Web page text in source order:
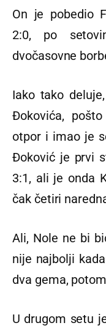
On je pobedio
2:0, po
dvočasovne
Iako tako
Đokovića,
otpor i imao je
Đoković je prvi
3:1, ali je onda
čak četiri
Ali, Nole ne bi
nije najbolji
dva gema,
U drugom setu